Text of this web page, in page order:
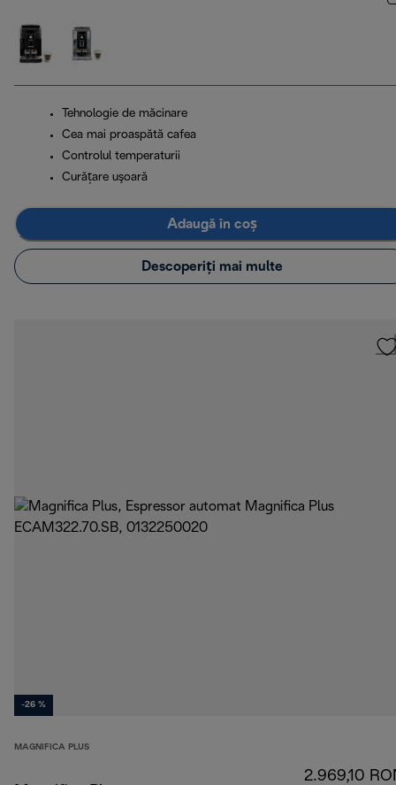
Tehnologie de măcinare
Cea mai proaspătă cafea
Controlul temperaturii
Curăţare uşoară
Adaugă în coș
Descoperiți mai multe
-26 %
MAGNIFICA PLUS
2.969,10